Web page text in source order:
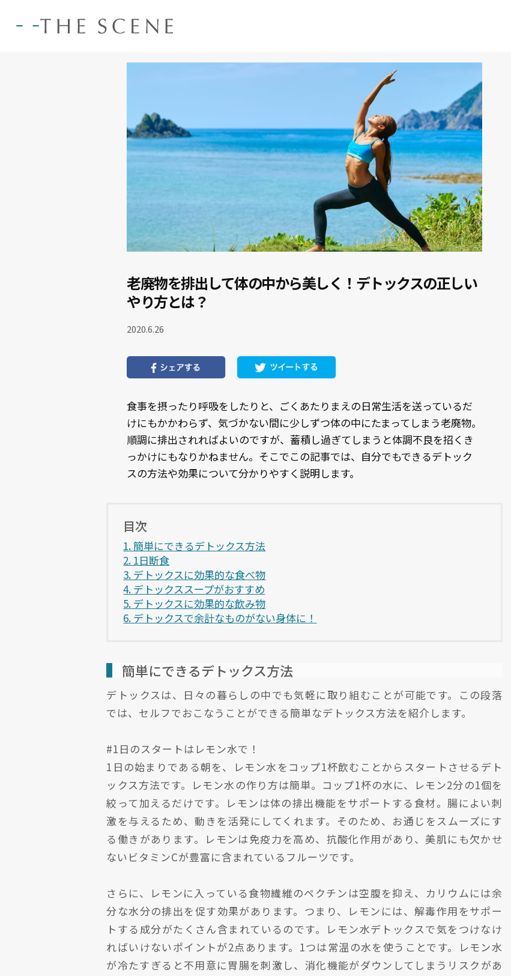
老廃物を排出して体の中から美しく！デトックスの正しい
やり方とは？
2020.6.26
食事を摂ったり呼吸をしたりと、ごくあたりまえの日常生活を送っているだ
けにもかかわらず、気づかない間に少しずつ体の中にたまってしまう老廃物。
順調に排出されればよいのですが、蓄積し過ぎてしまうと体調不良を招くき
っかけにもなりかねません。そこでこの記事では、自分でもできるデトック
スの方法や効果について分かりやすく説明します。
目次
1. 簡単にできるデトックス方法
2. 1日断食
3. デトックスに効果的な食べ物
4. デトックススープがおすすめ
5. デトックスに効果的な飲み物
6. デトックスで余計なものがない身体に！
簡単にできるデトックス方法
デトックスは、日々の暮らしの中でも気軽に取り組むことが可能です。この段落
では、セルフでおこなうことができる簡単なデトックス方法を紹介します。
#1日のスタートはレモン水で！
1日の始まりである朝を、レモン水をコップ1杯飲むことからスタートさせるデト
ックス方法です。レモン水の作り方は簡単。コップ1杯の水に、レモン2分の1個を
絞って加えるだけです。レモンは体の排出機能をサポートする食材。腸によい刺
激を与えるため、動きを活発にしてくれます。そのため、お通じをスムーズにす
る働きがあります。レモンは免疫力を高め、抗酸化作用があり、美肌にも欠かせ
ないビタミンCが豊富に含まれているフルーツです。
さらに、レモンに入っている食物繊維のペクチンは空腹を抑え、カリウムには余
分な水分の排出を促す効果があります。つまり、レモンには、解毒作用をサポー
トする成分がたくさん含まれているのです。レモン水デトックスで気をつけなけ
ればいけないポイントが2点あります。1つは常温の水を使うことです。レモン水
が冷たすぎると不用意に胃腸を刺激し、消化機能がダウンしてしまうリスクがあ